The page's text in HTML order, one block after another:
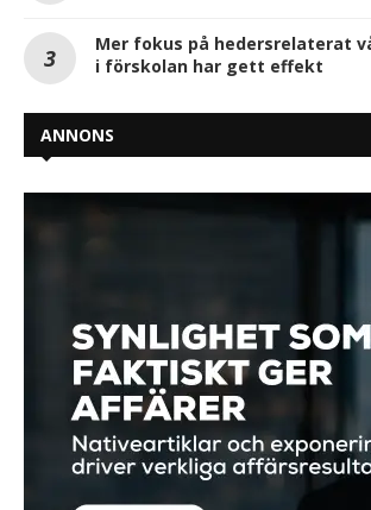
Mer fokus på hedersrelaterat
i förskolan har gett effekt
ANNONS